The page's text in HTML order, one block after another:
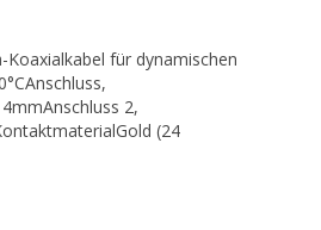
für dynamischen
2,
(24